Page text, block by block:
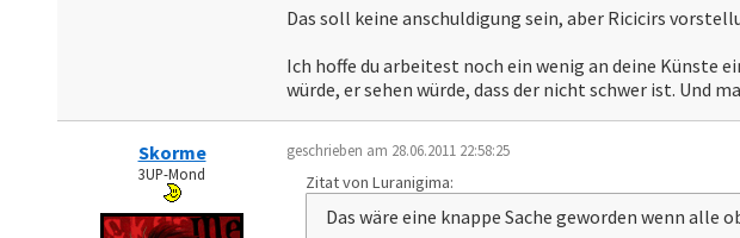
Das soll keine anschuldigung sein, aber Ricicirs
Ich hoffe du arbeitest noch ein wenig an deine Künste
würde, er sehen würde, dass der nicht schwer ist. Und
Skorme
3UP-Mond
geschrieben am 28.06.2011 22:58:25
Zitat von Luranigima:
Das wäre eine knappe Sache geworden wenn